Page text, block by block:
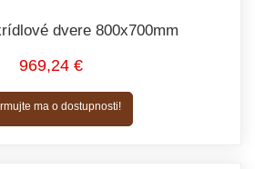
dvere 800x700mm
969,24 €
ma o dostupnosti!